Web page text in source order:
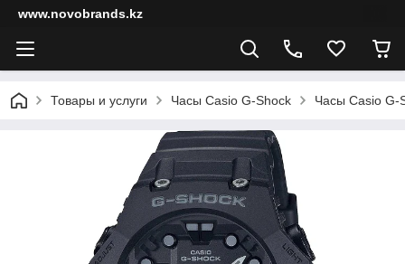
www.novobrands.kz
Товары и услуги Часы Casio G-Shock Часы Casio G-